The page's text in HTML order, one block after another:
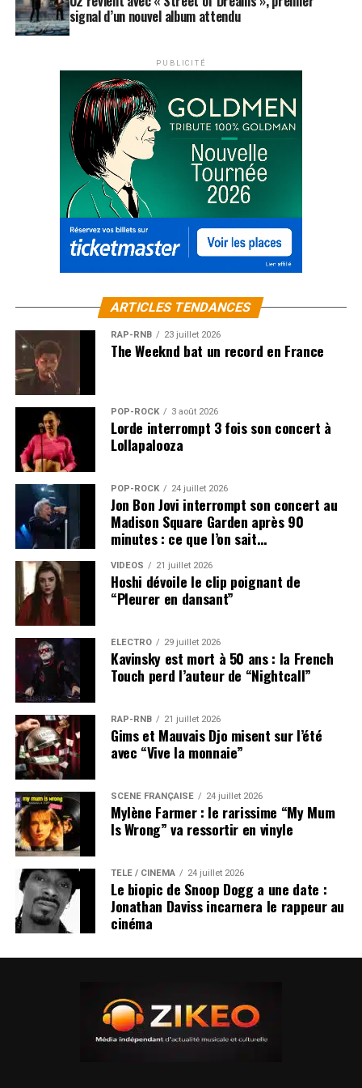
C’est important pour les Puppetmastaz, ces
collaborations, ces featuring, ces rencontres ?
Squidrick :Evidemment, c’est comme ça qu’on fait
rentrer l’argent. Que ce soit à Jamie Lidell, Jane Birkin
ou à Gonzales. On leur dit de chanter de telle façon. Ça
fait 5.000 dollars ? Pas de problème !
Ce serait moins cher de sampler, finalement, non ?
Hip-Hopnotist :Nous avons déjà eu recours au
« sampling », quand nous débutions dans le hip-hop,
mais pour moi, c’est une forme de piratage. Et puis
aujourd’hui c’est devenu difficile de sampler, avec toutes
ces lois sur les droits d’auteurs. C’est pour ça qu’on a
Sinon il y a aussi Miss Peggy qui apparaît dans la 4e
plage de l’album, elle était dehors en train de tondre la
pelouse. On ne peut pas vraiment l’entendre, mais son
esprit était avec nous, ça compte.
Squidrick :
ça pour nous faire un peu de publicité, on est bien
d’accord… Tu l’as écouté ou pas, cet album ?
Bien-sûr, mais j’ai préféré le précédent…
Squidrick :
C’est normal. L’albumCreature Shock Radio
c’est un peu comme un vieil ami, tu le connais bien. Le
nouvel album c’est comme le sexe de ta nouvelle copine,
il te faut un peu de temps pour t’y habituer, t’y sentir
bien mais au final, tu verras, tu y prendras plus de
plaisir.
Dernier album des Puppetmastaz : The Takeover
(sortie 27 octobre 2008)
PUPPETMASTAZ EN CONCERT :
jeudi 20 novembre
Chessu / Coupole– Biel
vendredi 21 novembre–Les Docks– Lausanne
jeudi 27 novembre
samedi 29 novembre–Nouveau Casino– Paris
lundi 1e décembre–Ninkasi– Lyon
mardi 2 décembre
mercredi 3 décembre
–
Communal Panouse– Tournefeuille
jeudi 4 décembre–4 Sans– Bordeaux
samedi 6 décembre–Antipode
LES ALBUMS DES PUPPETMASTAZ SONT
SUJETS ASSOCIÉS: GONZALES GORILLAZ
JAMIE LIDELL
PUPPETMASTAZ
signal d’un nouvel album attendu
PUBLICITÉ
ARTICLES TENDANCES
RAP-RNB 23 juillet 2026
The Weeknd bat un record en France
POP-ROCK 3 août 2026
Lorde interrompt 3 fois son concert à
Lollapalooza
POP-ROCK 24 juillet 2026
Jon Bon Jovi interrompt son concert au
Madison Square Garden après 90
minutes : ce que l’on sait…
VIDEOS 21 juillet 2026
Hoshi dévoile le clip poignant de
“Pleurer en dansant”
ÉLECTRO 29 juillet 2026
Kavinsky est mort à 50 ans : la French
Touch perd l’auteur de “Nightcall”
RAP-RNB 21 juillet 2026
Gims et Mauvais Djo misent sur l’été
avec “Vive la monnaie”
SCÈNE FRANÇAISE 24 juillet 2026
Mylène Farmer : le rarissime “My Mum
Is Wrong” va ressortir en vinyle
TÉLÉ / CINÉMA 24 juillet 2026
Le biopic de Snoop Dogg a une date :
Jonathan Daviss incarnera le rappeur au
cinéma